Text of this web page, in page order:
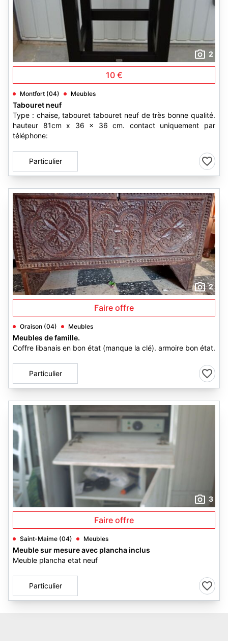
2
10 €
Montfort (04) Meubles
Tabouret neuf
Type : chaise, tabouret tabouret neuf de très bonne qualité.
hauteur 81cm x 36 x 36 cm. contact uniquement par
téléphone:
Particulier
2
Faire offre
Oraison (04) Meubles
Meubles de famille.
Coffre libanais en bon état (manque la clé). armoire bon état.
Particulier
3
Faire offre
Saint-Maime (04) Meubles
Meuble sur mesure avec plancha inclus
Meuble plancha etat neuf
Particulier